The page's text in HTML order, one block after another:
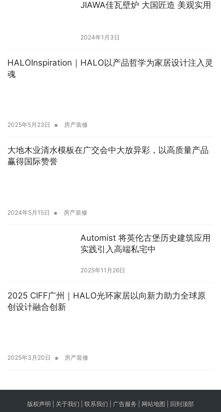
JIAWA佳瓦壁炉 大国匠造 美观实用
2024年1月3日
HALOInspiration｜HALO以产品哲学为家居设计注入灵
魂
2025年5月23日 • 房产装修
大地木业清水模板在广交会中大放异彩，以高质量产品
赢得国际赞誉
2024年5月15日 • 房产装修
Automist 将英伦古堡历史建筑应用
实践引入高端私宅中
2025年11月26日
2025 CIFF广州｜HALO光环家居以向新力助力全球原
创设计融合创新
2025年3月20日 • 房产装修
版权声明 | 关于我们 联系我们 | 广告服务 | 网站地图 | 回到顶部